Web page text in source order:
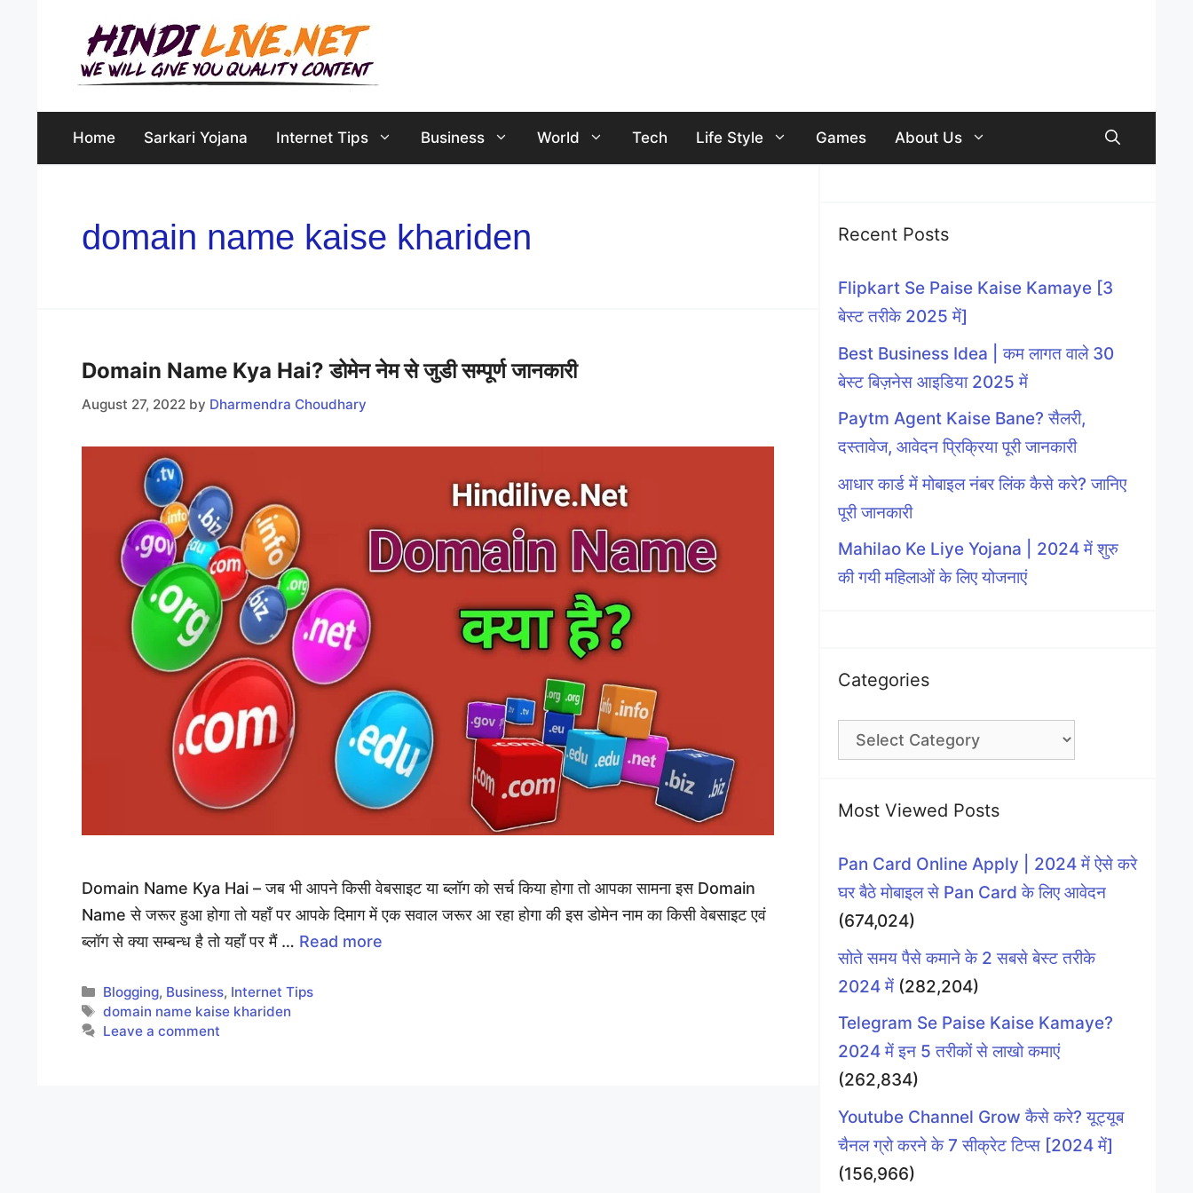
Home Sarkari Yojana Internet Tips Business World Tech Life Style Games About Us
domain name kaise khariden
Domain Name Kya Hai? डोमेन नेम से जुडी सम्पूर्ण जानकारी
August 27, 2022 by Dharmendra Choudhary
Domain Name Kya Hai – जब भी आपने किसी वेबसाइट या ब्लॉग को सर्च किया होगा तो आपका सामना इस Domain
Name से जरूर हुआ होगा तो यहाँ पर आपके दिमाग में एक सवाल जरूर आ रहा होगा की इस डोमेन नाम का किसी वेबसाइट एवं
ब्लॉग से क्या सम्बन्ध है तो यहाँ पर मैं … Read more
Categories
Blogging, Business, Internet Tips
Tags
domain name kaise khariden
Leave a comment
Recent Posts
Flipkart Se Paise Kaise Kamaye [3
बेस्ट तरीके 2025 में]
Best Business Idea | कम लागत वाले 30
बेस्ट बिज़नेस आइडिया 2025 में
Paytm Agent Kaise Bane? सैलरी,
दस्तावेज, आवेदन प्रिक्रिया पूरी जानकारी
आधार कार्ड में मोबाइल नंबर लिंक कैसे करे? जानिए
पूरी जानकारी
Mahilao Ke Liye Yojana | 2024 में शुरु
की गयी महिलाओं के लिए योजनाएं
Categories
Categories
Most Viewed Posts
Pan Card Online Apply | 2024 में ऐसे करे
घर बैठे मोबाइल से Pan Card के लिए आवेदन
(674,024)
सोते समय पैसे कमाने के 2 सबसे बेस्ट तरीके
2024 में (282,204)
Telegram Se Paise Kaise Kamaye?
2024 में इन 5 तरीकों से लाखो कमाएं
(262,834)
Youtube Channel Grow कैसे करे? यूट्यूब
चैनल ग्रो करने के 7 सीक्रेट टिप्स [2024 में]
(156,966)